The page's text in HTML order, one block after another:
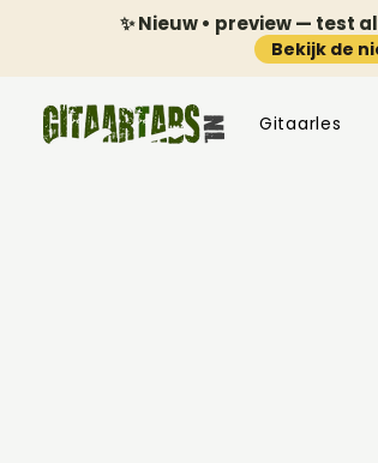
✨ Nieuw • preview — test
Bekijk de
Gitaarles